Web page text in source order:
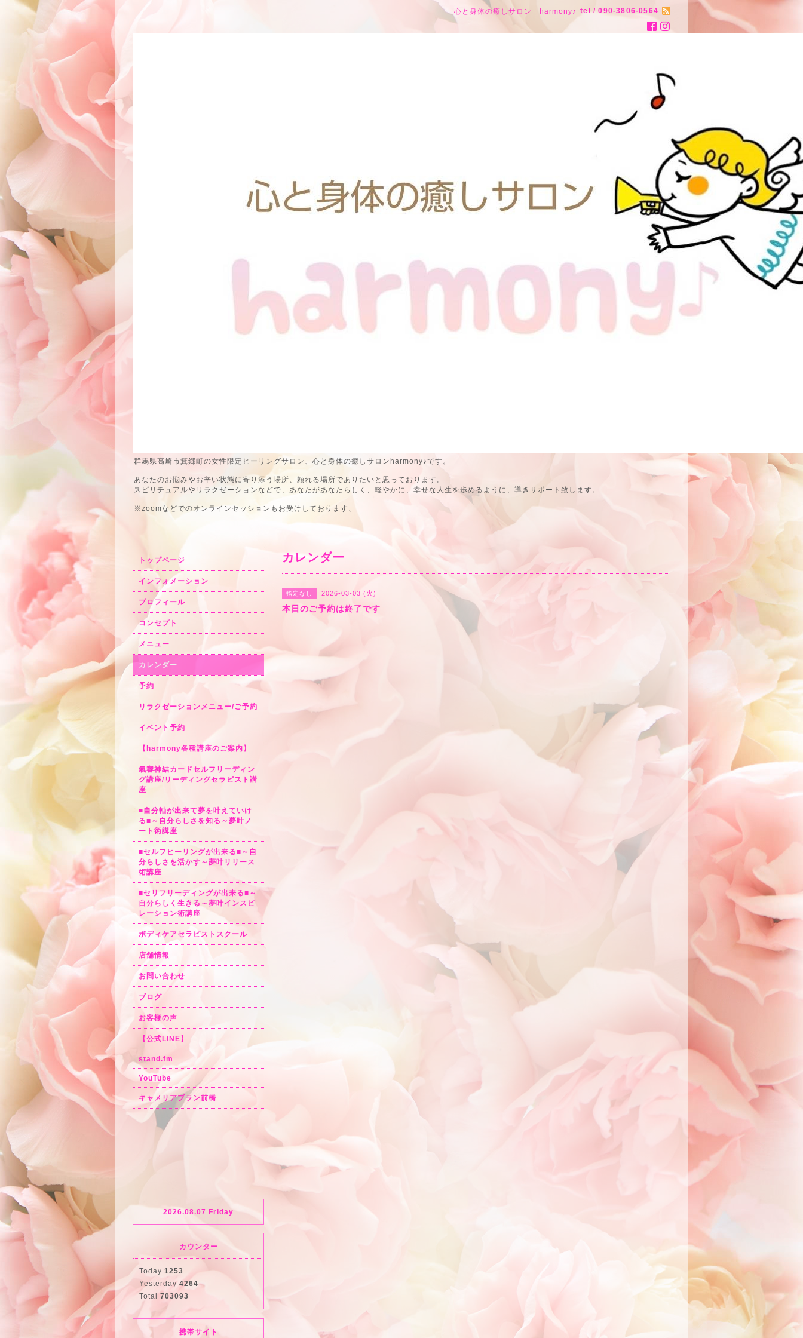
心と身体の癒しサロン harmony♪ tel / 090-3806-0564
群馬県高崎市箕郷町の女性限定ヒーリングサロン、心と身体の癒しサロンharmony♪です。
あなたのお悩みやお辛い状態に寄り添う場所、頼れる場所でありたいと思っております。
スピリチュアルやリラクゼーションなどで、あなたがあなたらしく、軽やかに、幸せな人生を歩めるように、導きサポート致します。
※zoomなどでのオンラインセッションもお受けしております、
カレンダー
指定なし 2026-03-03 (火)
本日のご予約は終了です
トップページ
インフォメーション
プロフィール
コンセプト
メニュー
カレンダー
予約
リラクゼーションメニュー/ご予約
イベント予約
【harmony各種講座のご案内】
氣響神結カードセルフリーディン
グ講座/リーディングセラピスト講
座
■自分軸が出来て夢を叶えていけ
る■～自分らしさを知る～夢叶ノ
ート術講座
■セルフヒーリングが出来る■～自
分らしさを活かす～夢叶リリース
術講座
■セリフリーディングが出来る■～
自分らしく生きる～夢叶インスピ
レーション術講座
ボディケアセラピストスクール
店舗情報
お問い合わせ
ブログ
お客様の声
【公式LINE】
stand.fm
YouTube
キャメリアブラン前橋
2026.08.07 Friday
カウンター
Today 1253
Yesterday 4264
Total 703093
携帯サイト